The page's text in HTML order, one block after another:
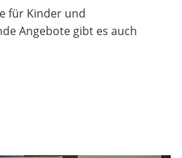
für Kinder und
Angebote gibt es auch